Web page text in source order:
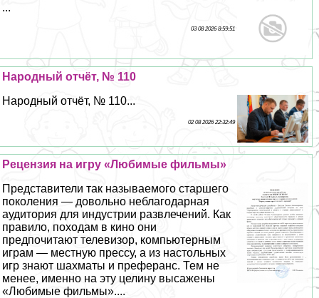
...
03 08 2026 8:59:51
Народный отчёт, № 110
Народный отчёт, № 110...
02 08 2026 22:32:49
Рецензия на игру «Любимые фильмы»
Представители так называемого старшего
поколения — довольно нeблагодарная
аудитория для индустрии развлечений. Как
правило, походам в кино они
предпочитают телевизор, компьютерным
играм — местную прессу, а из настольных
игр знают шахматы и преферанс. Тем не
менее, именно на эту целину высажены
«Любимые фильмы»....